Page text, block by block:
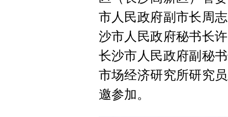
市人民政府副市长周
沙市人民政府秘书长
长沙市人民政府副秘
市场经济研究所研究
邀参加。